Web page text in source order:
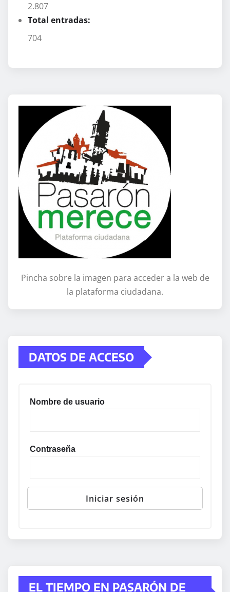
2.807
Total entradas:
704
Pincha sobre la imagen para acceder a la web de
la plataforma ciudadana.
DATOS DE ACCESO
Nombre de usuario
Contraseña
EL TIEMPO EN PASARÓN DE